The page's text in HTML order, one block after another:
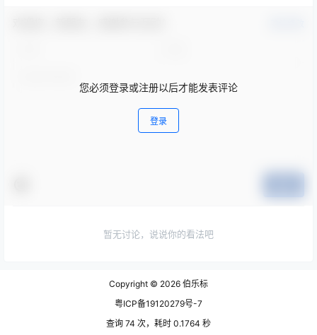
您必须登录或注册以后才能发表评论
登录
暂无讨论，说说你的看法吧
Copyright © 2026 伯乐标
粤ICP备19120279号-7
查询 74 次，耗时 0.1764 秒